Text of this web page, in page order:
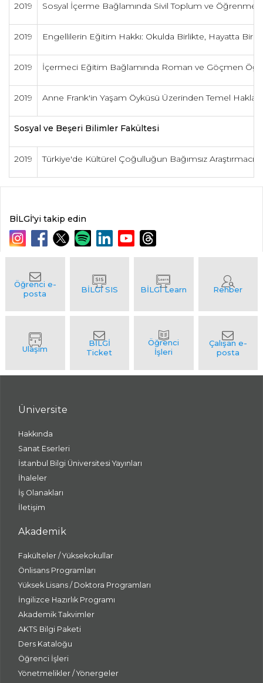
2019 Sosyal İçerme Bağlamında Sivil Toplum ve Öğrenme
2019 Engellilerin Eğitim Hakkı: Okulda Birlikte, Hayatta
2019 İçermeci Eğitim Bağlamında Roman ve Göçmen
2019 Anne Frank'in Yaşam Öyküsü Üzerinden Temel
Sosyal ve Beşeri Bilimler Fakültesi
2019 Türkiye'de Kültürel Çoğulluğun Bağımsız
BİLGİ'yi takip edin
Üniversite
Hakkında
Sanat Eserleri
İstanbul Bilgi Üniversitesi Yayınları
İhaleler
İş Olanakları
İletişim
Akademik
Fakülteler / Yüksekokullar
Önlisans Programları
Yüksek Lisans / Doktora Programları
İngilizce Hazırlık Programı
Akademik Takvimler
AKTS Bilgi Paketi
Ders Kataloğu
Öğrenci İşleri
Yönetmelikler / Yönergeler